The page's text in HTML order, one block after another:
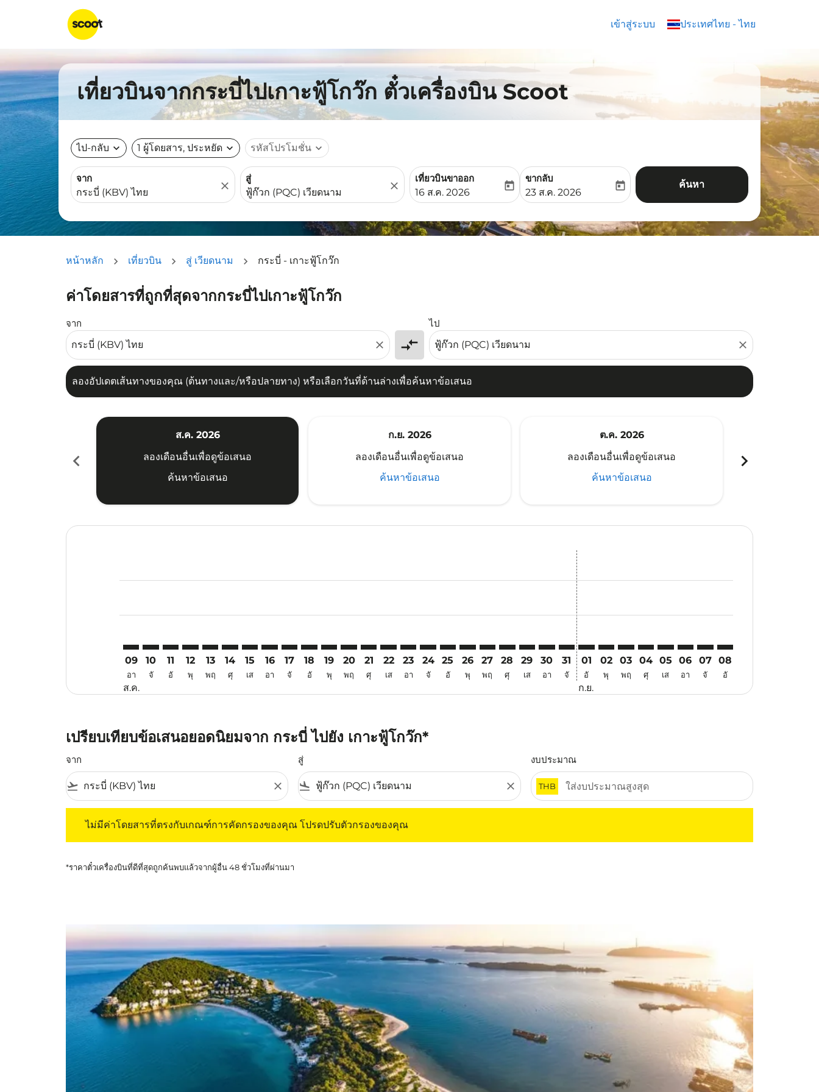
เข้าสู่ระบบ ประเทศไทย - ไทย
keyboard_arrow_down
เที่ยวบินจากกระบี่ไปเกาะฟู้โกว๊ก ตั๋วเครื่องบิน Scoot
ไป-กลับ expand_more 1 ผู้โดยสาร, ประหยัด expand_more รหัสโปรโมชั่น expand_more
จาก
close
สู่
close
เที่ยวบินขาออก
fc-booking-departure-date-aria-label
16 ส.ค. 2026
today
ขากลับ
fc-booking-return-date-aria-label
23 ส.ค. 2026
today ค้นหา
หน้าหลัก เที่ยวบิน สู่ เวียดนาม กระบี่ - เกาะฟู้โกว๊ก
ค่าโดยสารที่ถูกที่สุดจากกระบี่ไปเกาะฟู้โกว๊ก
จาก
close compare_arrows
ไป
close
ลองอัปเดตเส้นทางของคุณ (ต้นทางและ/หรือปลายทาง) หรือเลือกวันที่ด้านล่างเพื่อค้นหาข้อเสนอ
ลองอัปเดตเส้นทางของคุณ (ต้นทางและ/หรือปลายทาง) หรือเลือกวันที่ด้านล่างเพื่อค้นหาข้อเสนอ
chevron_left
ส.ค. 2026
ลองเดือนอื่นเพื่อดูข้อเสนอ
ค้นหาข้อเสนอ
ก.ย. 2026
ลองเดือนอื่นเพื่อดูข้อเสนอ
ค้นหาข้อเสนอ
ต.ค. 2026
ลองเดือนอื่นเพื่อดูข้อเสนอ
ค้นหาข้อเสนอ
chevron_right
09
อา
ส.ค.
10
จั
11
อั
12
พุ
13
พฤ
14
ศุ
15
เส
16
อา
17
จั
18
อั
19
พุ
KBV–PQC: cmp-view-offers-disclaimer. ค้นหาข้อเสนอ
20
พฤ
KBV–PQC: cmp-view-offers-disclaimer. ค้นหาข้อเสนอ
21
ศุ
KBV–PQC: cmp-view-offers-disclaimer. ค้นหาข้อเสนอ
22
เส
KBV–PQC: cmp-view-offers-disclaimer. ค้นหาข้อเสนอ
23
อา
KBV–PQC: cmp-view-offers-disclaimer. ค้นหาข้อเสนอ
24
จั
KBV–PQC: cmp-view-offers-disclaimer. ค้นหาข้อเสนอ
25
อั
KBV–PQC: cmp-view-offers-disclaimer. ค้นหาข้อเสนอ
26
พุ
KBV–PQC: cmp-view-offers-disclaimer. ค้นหาข้อเสนอ
27
พฤ
KBV–PQC: cmp-view-offers-disclaimer. ค้นหาข้อเสนอ
28
ศุ
KBV–PQC: cmp-view-offers-disclaimer. ค้นหาข้อเสนอ
29
เส
KBV–PQC: cmp-view-offers-disclaimer. ค้นหาข้อเสนอ
30
อา
KBV–PQC: cmp-view-offers-disclaimer. ค้นหาข้อเสนอ
31
จั
01
อั
ก.ย.
02
พุ
03
พฤ
04
ศุ
05
เส
06
อา
07
จั
08
อั
เปรียบเทียบข้อเสนอยอดนิยมจาก กระบี่ ไปยัง เกาะฟู้โกว๊ก*
จาก
flight_takeoff close
สู่
flight_land close
งบประมาณ
THB
ไม่มีค่าโดยสารที่ตรงกับเกณฑ์การคัดกรองของคุณ โปรดปรับตัวกรองของคุณ
*ราคาตั๋วเครื่องบินที่ดีที่สุดถูกค้นพบแล้วจากผู้อื่น 48 ชั่วโมงที่ผ่านมา